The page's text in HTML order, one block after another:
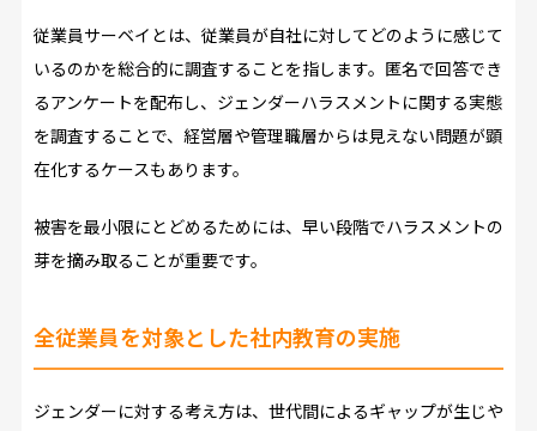
従業員サーベイとは、従業員が自社に対してどのように感じて
いるのかを総合的に調査することを指します。匿名で回答でき
るアンケートを配布し、ジェンダーハラスメントに関する実態
を調査することで、経営層や管理職層からは見えない問題が顕
在化するケースもあります。
被害を最小限にとどめるためには、早い段階でハラスメントの
芽を摘み取ることが重要です。
全従業員を対象とした社内教育の実施
ジェンダーに対する考え方は、世代間によるギャップが生じや